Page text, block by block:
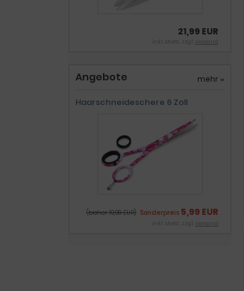
21,99 EUR
inkl .MwSt., zzgl. Versand
Angebote mehr »
Haarschneideschere 6 Zoll
(bisher 19,99 EUR) Sonderpreis 5,99 EUR
inkl .MwSt., zzgl. Versand